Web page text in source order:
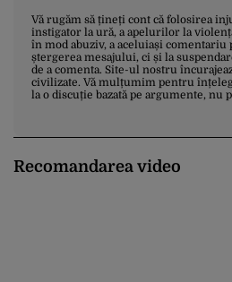
Vă rugăm să țineți cont că folosirea
instigator la ură, a apelurilor la
în mod abuziv, a aceluiași comentariu
ștergerea mesajului, ci și la
de a comenta. Site-ul nostru
civilizate. Vă mulțumim pentru
la o discuție bazată pe argumente, nu
Recomandarea video